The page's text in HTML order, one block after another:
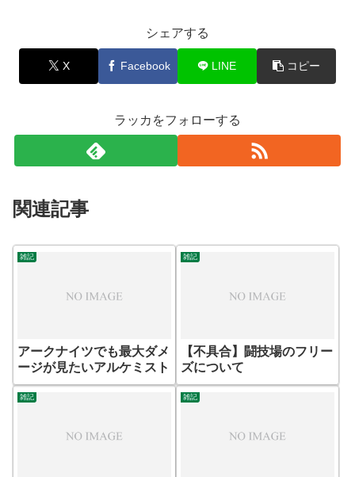
シェアする
X Facebook LINE コピー
ラッカをフォローする
関連記事
雑記
アークナイツでも最大ダメ
ージが見たいアルケミスト
雑記
【不具合】闘技場のフリー
ズについて
雑記 雑記